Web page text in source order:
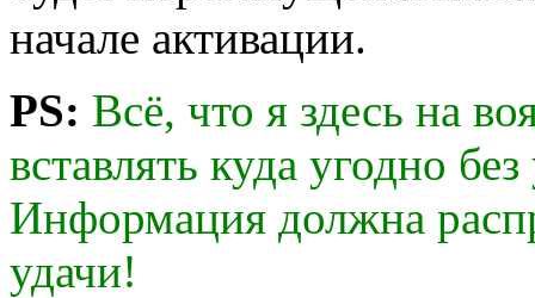
начале активации.
PS: Всё, что я здесь на
вставлять куда угодно
Информация должна
удачи!